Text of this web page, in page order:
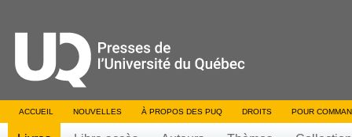
ACCUEIL NOUVELLES À PROPOS DES PUQ DROITS POUR